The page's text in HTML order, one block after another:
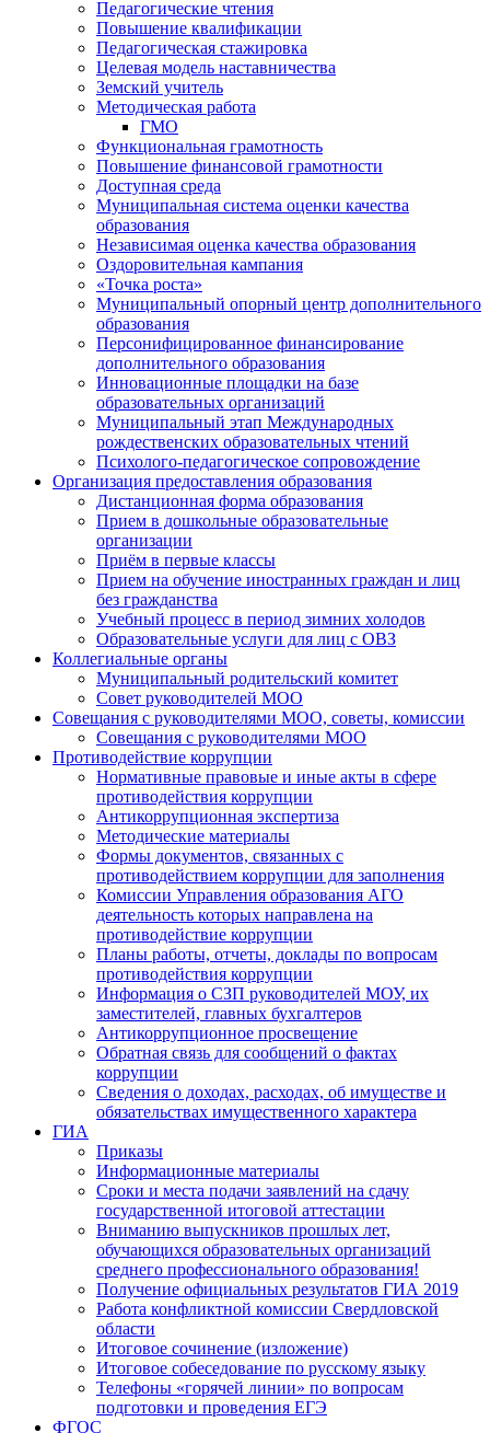
Педагогические чтения
Повышение квалификации
Педагогическая стажировка
Целевая модель наставничества
Земский учитель
Методическая работа
ГМО
Функциональная грамотность
Повышение финансовой грамотности
Доступная среда
Муниципальная система оценки качества
образования
Независимая оценка качества образования
Оздоровительная кампания
«Точка роста»
Муниципальный опорный центр дополнительного
образования
Персонифицированное финансирование
дополнительного образования
Инновационные площадки на базе
образовательных организаций
Муниципальный этап Международных
рождественских образовательных чтений
Психолого-педагогическое сопровождение
Организация предоставления образования
Дистанционная форма образования
Прием в дошкольные образовательные
организации
Приём в первые классы
Прием на обучение иностранных граждан и лиц
без гражданства
Учебный процесс в период зимних холодов
Образовательные услуги для лиц с ОВЗ
Коллегиальные органы
Муниципальный родительский комитет
Совет руководителей МОО
Совещания с руководителями МОО, советы, комиссии
Совещания с руководителями МОО
Противодействие коррупции
Нормативные правовые и иные акты в сфере
противодействия коррупции
Антикоррупционная экспертиза
Методические материалы
Формы документов, связанных с
противодействием коррупции для заполнения
Комиссии Управления образования АГО
деятельность которых направлена на
противодействие коррупции
Планы работы, отчеты, доклады по вопросам
противодействия коррупции
Информация о СЗП руководителей МОУ, их
заместителей, главных бухгалтеров
Антикоррупционное просвещение
Обратная связь для сообщений о фактах
коррупции
Сведения о доходах, расходах, об имуществе и
обязательствах имущественного характера
ГИА
Приказы
Информационные материалы
Сроки и места подачи заявлений на сдачу
государственной итоговой аттестации
Вниманию выпускников прошлых лет,
обучающихся образовательных организаций
среднего профессионального образования!
Получение официальных результатов ГИА 2019
Работа конфликтной комиссии Свердловской
области
Итоговое сочинение (изложение)
Итоговое собеседование по русскому языку
Телефоны «горячей линии» по вопросам
подготовки и проведения ЕГЭ
ФГОС